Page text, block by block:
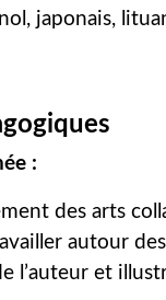
japonais,
:
des arts
autour
l’auteur et